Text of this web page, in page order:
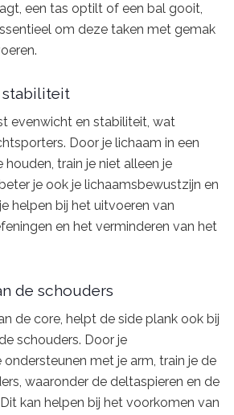
een tas optilt of een bal gooit,
om deze taken met gemak
stabiliteit
evenwicht en stabiliteit, wat
Door je lichaam in een
train je niet alleen je
je ook je lichaamsbewustzijn en
helpen bij het uitvoeren van
en het verminderen van het
de schouders
de core, helpt de side plank ook bij
schouders. Door je
met je arm, train je de
waaronder de deltaspieren en de
kan helpen bij het voorkomen van